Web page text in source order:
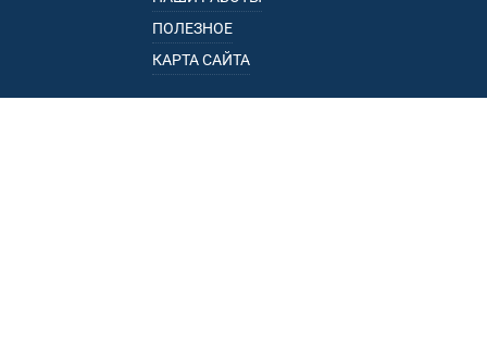
ПОЛЕЗНОЕ
КАРТА САЙТА